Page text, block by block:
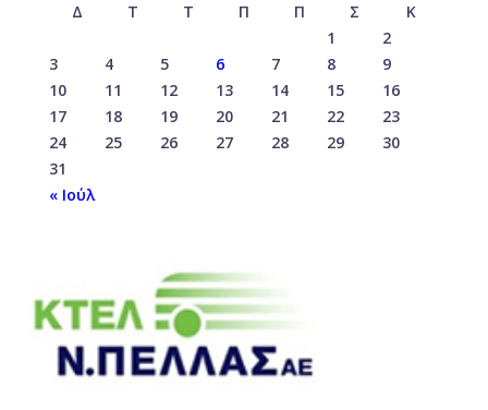
Δ
Τ Τ Π Π Σ
Κ
1
2
3
4 5 6 7 8
9
10
11 12 13 14 15
16
17
18 19 20 21 22
23
24
25 26 27 28 29
30
31
« Ιούλ